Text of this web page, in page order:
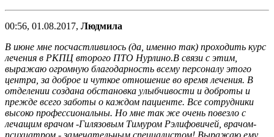
00:56, 01.08.2017, Людмила
В июне мне посчастливилось (да, именно так) проходить курс
лечения в РКПЦ второго ПТО Нурлино.В связи с этим,
выражаю огромную благодарность всему персоналу этого
центра, за доброе и чуткое отношение во время лечения. В
отделении создана обстановка улыбчивости и доброты и
прежде всего заботы о каждом пациенте. Все сотрудники
высоко профессиональны. Но мне так же очень повезло с
лечащим врачом -Гилязовым Тимуром Рэлифовичей, врачом-
психиатром - замечательным специалистом! Выражаю ему